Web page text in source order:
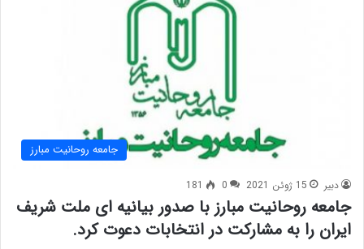
جامعه روحانیت مبارز
دبیر 15 ژوئن 2021 0
181
جامعه روحانیت مبارز با صدور بیانیه ای ملت شریف
ایران را به مشارکت در انتخابات دعوت کرد.